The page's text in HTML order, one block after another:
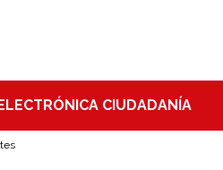
CIUDADANÍA